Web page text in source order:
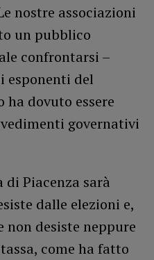
nostre associazioni
un pubblico
confrontarsi –
esponenti del
ha dovuto essere
governativi
Piacenza sarà
dalle elezioni e,
non desiste neppure
come ha fatto